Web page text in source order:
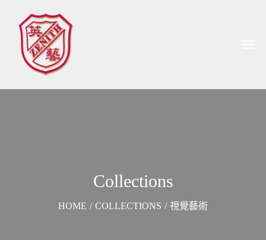
Collections
HOME / COLLECTIONS / 視覺藝術